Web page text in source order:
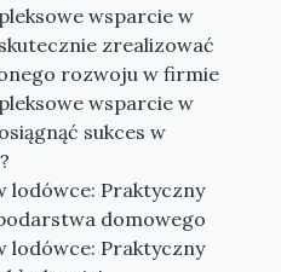
wsparcie w
zrealizować
rozwoju w firmie
wsparcie w
sukces w
lodówce: Praktyczny
domowego
lodówce: Praktyczny